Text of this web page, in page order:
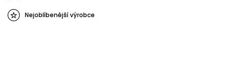
Nejoblíbenější výrobce